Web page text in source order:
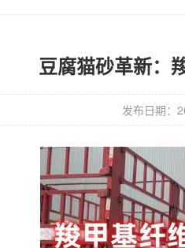
豆腐猫砂革新：
发布日期：